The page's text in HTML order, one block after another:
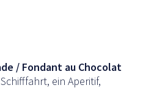
/ Fondant au Chocolat
ein Aperitif,